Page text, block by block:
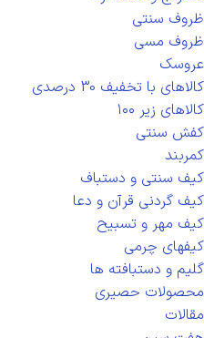
ظروف سنتی
ظروف مسی
عروسک
کالاهای با تخفیف 30 درصدی
کالاهای زیر ۱۰۰
کفش سنتی
کمربند
کیف سنتی و دستباف
کیف گردنی قرآن و دعا
کیف مهر و تسبیح
کیفهای چرمی
گلیم و دستبافته ها
محصولات حصیری
مقالات